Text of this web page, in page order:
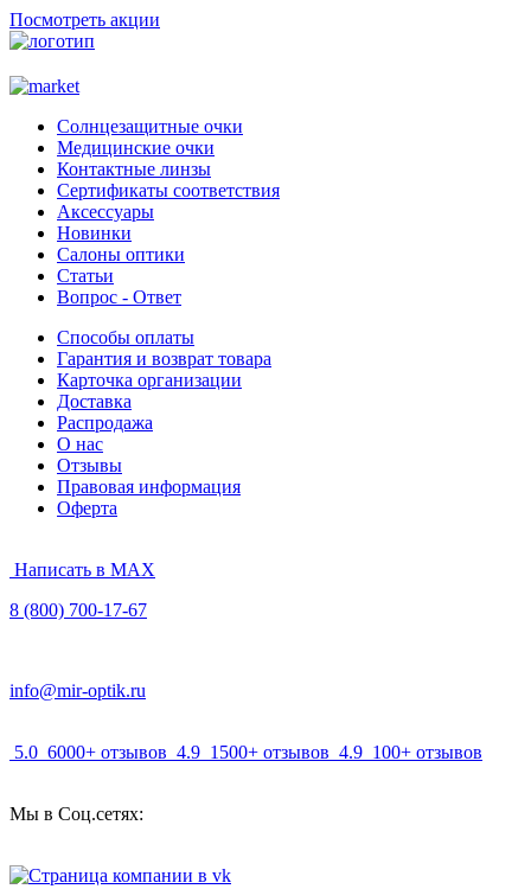
Посмотреть акции
Солнцезащитные очки
Медицинские очки
Контактные линзы
Сертификаты соответствия
Аксессуары
Новинки
Салоны оптики
Статьи
Вопрос - Ответ
Способы оплаты
Гарантия и возврат товара
Карточка организации
Доставка
Распродажа
О нас
Отзывы
Правовая информация
Оферта
Написать в MAX
8 (800) 700-17-67
info@mir-optik.ru
5.0 6000+ отзывов 4.9 1500+ отзывов 4.9 100+ отзывов
Мы в Соц.сетях: